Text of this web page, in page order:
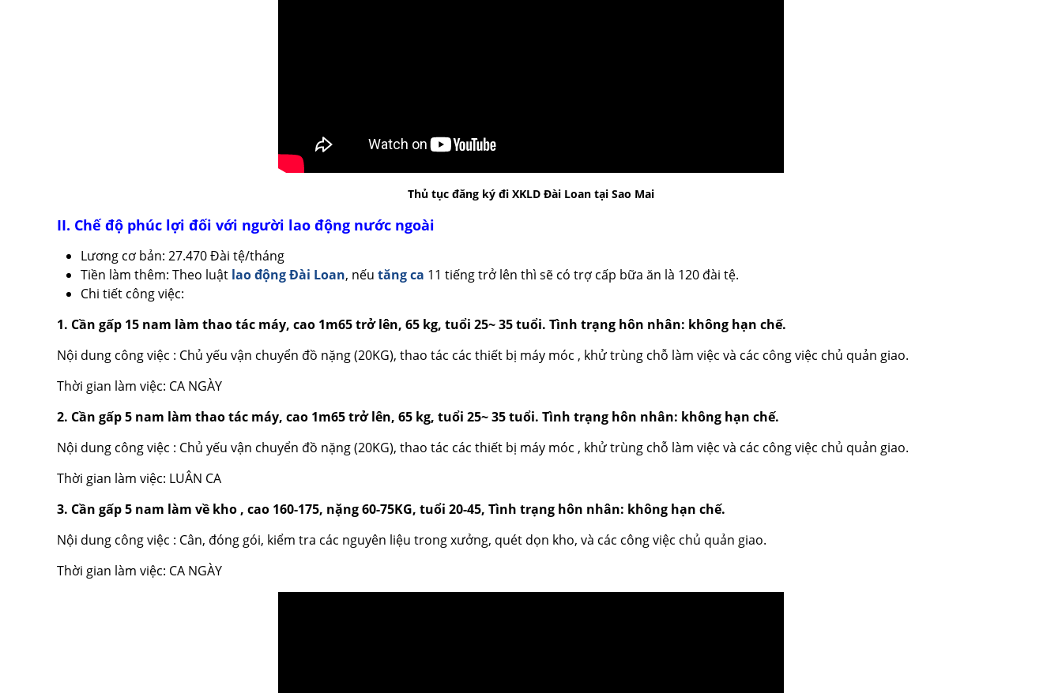
Thủ tục đăng ký đi XKLD Đài Loan tại Sao Mai
II. Chế độ phúc lợi đối với người lao động nước ngoài
Lương cơ bản: 27.470 Đài tệ/tháng
Tiền làm thêm: Theo luật lao động Đài Loan, nếu tăng ca 11 tiếng trở lên thì sẽ có trợ cấp bữa ăn là 120 đài tệ.
Chi tiết công việc:
1. Cần gấp 15 nam làm thao tác máy, cao 1m65 trở lên, 65 kg, tuổi 25~ 35 tuổi. Tình trạng hôn nhân: không hạn chế.
Nội dung công việc : Chủ yếu vận chuyển đồ nặng (20KG), thao tác các thiết bị máy móc , khử trùng chỗ làm việc và các công việc chủ quản giao.
Thời gian làm việc: CA NGÀY
2. Cần gấp 5 nam làm thao tác máy, cao 1m65 trở lên, 65 kg, tuổi 25~ 35 tuổi. Tình trạng hôn nhân: không hạn chế.
Nội dung công việc : Chủ yếu vận chuyển đồ nặng (20KG), thao tác các thiết bị máy móc , khử trùng chỗ làm việc và các công việc chủ quản giao.
Thời gian làm việc: LUÂN CA
3. Cần gấp 5 nam làm về kho , cao 160-175, nặng 60-75KG, tuổi 20-45, Tình trạng hôn nhân: không hạn chế.
Nội dung công việc : Cân, đóng gói, kiểm tra các nguyên liệu trong xưởng, quét dọn kho, và các công việc chủ quản giao.
Thời gian làm việc: CA NGÀY